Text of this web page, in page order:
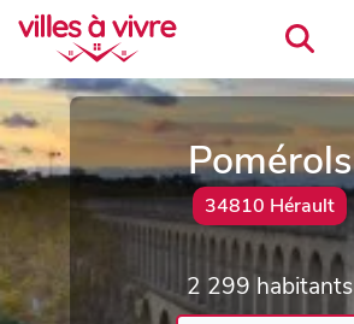
Pomérols
34810 Hérault
2 299 habitants